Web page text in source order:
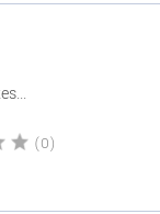
(0)